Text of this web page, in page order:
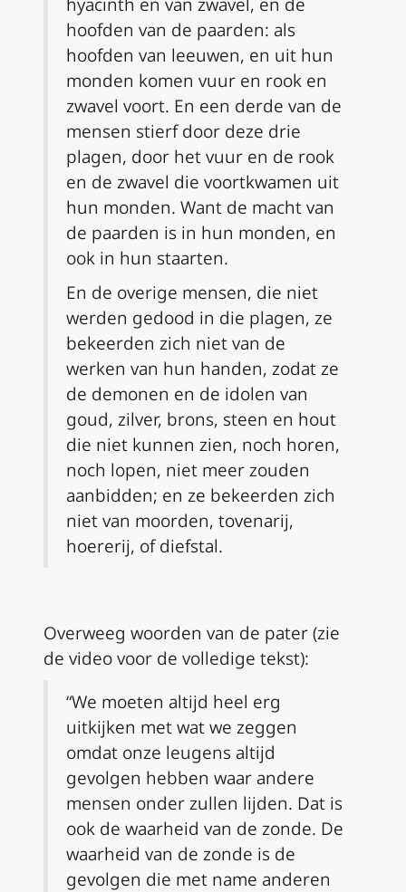
hoofden van de paarden: als
hoofden van leeuwen, en uit hun
monden komen vuur en rook en
zwavel voort. En een derde van de
mensen stierf door deze drie
plagen, door het vuur en de rook
en de zwavel die voortkwamen uit
hun monden. Want de macht van
de paarden is in hun monden, en
ook in hun staarten.
En de overige mensen, die niet
werden gedood in die plagen, ze
bekeerden zich niet van de
werken van hun handen, zodat ze
de demonen en de idolen van
goud, zilver, brons, steen en hout
die niet kunnen zien, noch horen,
noch lopen, niet meer zouden
aanbidden; en ze bekeerden zich
niet van moorden, tovenarij,
hoererij, of diefstal.
Overweeg woorden van de pater (zie
de video voor de volledige tekst):
“We moeten altijd heel erg
uitkijken met wat we zeggen
omdat onze leugens altijd
gevolgen hebben waar andere
mensen onder zullen lijden. Dat is
ook de waarheid van de zonde. De
waarheid van de zonde is de
gevolgen die met name anderen